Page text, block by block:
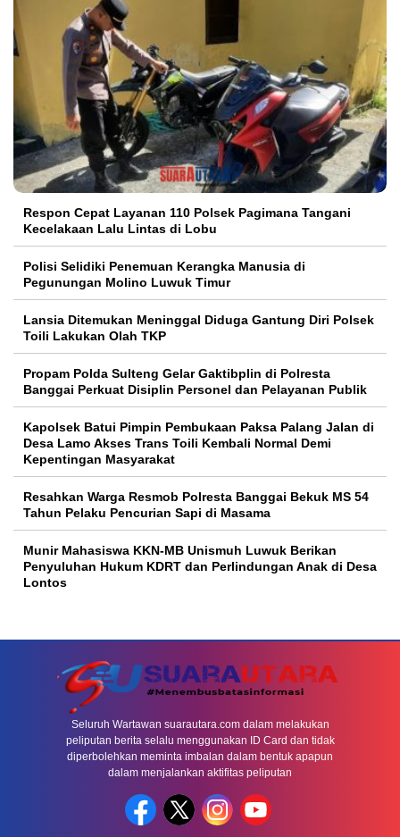
Respon Cepat Layanan 110 Polsek Pagimana Tangani
Kecelakaan Lalu Lintas di Lobu
Polisi Selidiki Penemuan Kerangka Manusia di
Pegunungan Molino Luwuk Timur
Lansia Ditemukan Meninggal Diduga Gantung Diri Polsek
Toili Lakukan Olah TKP
Propam Polda Sulteng Gelar Gaktibplin di Polresta
Banggai Perkuat Disiplin Personel dan Pelayanan Publik
Kapolsek Batui Pimpin Pembukaan Paksa Palang Jalan di
Desa Lamo Akses Trans Toili Kembali Normal Demi
Kepentingan Masyarakat
Resahkan Warga Resmob Polresta Banggai Bekuk MS 54
Tahun Pelaku Pencurian Sapi di Masama
Munir Mahasiswa KKN-MB Unismuh Luwuk Berikan
Penyuluhan Hukum KDRT dan Perlindungan Anak di Desa
Lontos
Seluruh Wartawan suarautara.com dalam melakukan
peliputan berita selalu menggunakan ID Card dan tidak
diperbolehkan meminta imbalan dalam bentuk apapun
dalam menjalankan aktifitas peliputan